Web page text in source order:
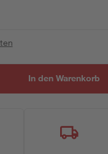
In den Warenkorb